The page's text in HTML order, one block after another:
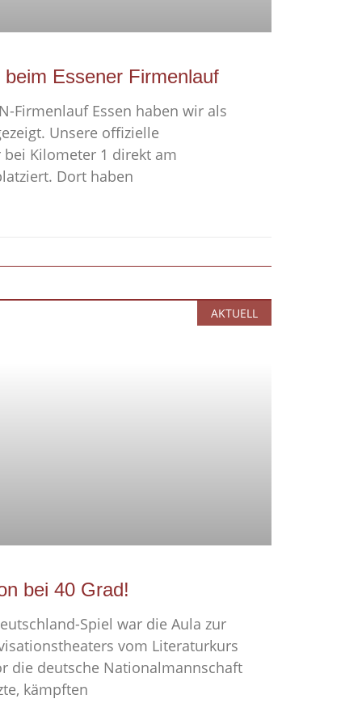
Essener Firmenlauf
Firmenlauf Essen haben wir als
Unsere offizielle
Kilometer 1 direkt am
Dort haben
AKTUELL
bei 40 Grad!
Spiel war die Aula zur
vom Literaturkurs
die deutsche Nationalmannschaft
kämpften